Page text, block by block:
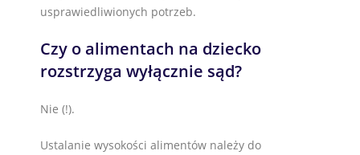
usprawiedliwionych potrzeb.
Czy o alimentach na dziecko
rozstrzyga wyłącznie sąd?
Nie (!).
Ustalanie wysokości alimentów należy do